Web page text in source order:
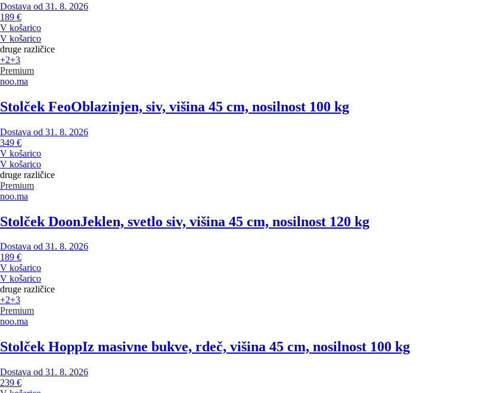
Dostava od 31. 8. 2026
189 €
V košarico
V košarico
druge različice
+2+3
Premium
noo.ma
Stolček FeoOblazinjen, siv, višina 45 cm, nosilnost 100 kg
Dostava od 31. 8. 2026
349 €
V košarico
V košarico
druge različice
Premium
noo.ma
Stolček DoonJeklen, svetlo siv, višina 45 cm, nosilnost 120 kg
Dostava od 31. 8. 2026
189 €
V košarico
V košarico
druge različice
+2+3
Premium
noo.ma
Stolček HoppIz masivne bukve, rdeč, višina 45 cm, nosilnost 100 kg
Dostava od 31. 8. 2026
239 €